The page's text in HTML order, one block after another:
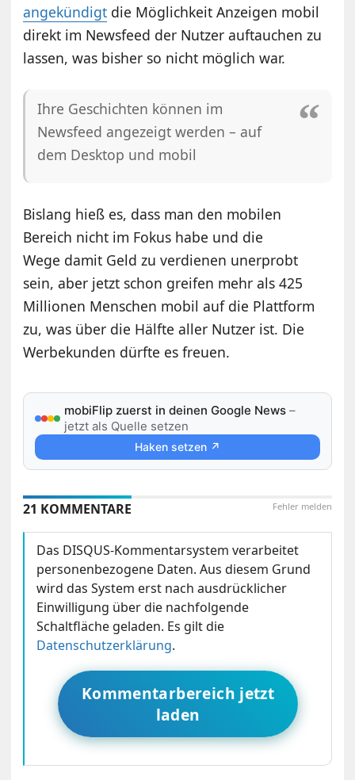
angekündigt die Möglichkeit Anzeigen mobil
direkt im Newsfeed der Nutzer auftauchen zu
lassen, was bisher so nicht möglich war.
Ihre Geschichten können im
Newsfeed angezeigt werden – auf
dem Desktop und mobil
Bislang hieß es, dass man den mobilen
Bereich nicht im Fokus habe und die
Wege damit Geld zu verdienen unerprobt
sein, aber jetzt schon greifen mehr als 425
Millionen Menschen mobil auf die Plattform
zu, was über die Hälfte aller Nutzer ist. Die
Werbekunden dürfte es freuen.
mobiFlip zuerst in deinen Google News –
jetzt als Quelle setzen
Haken setzen ↗
Fehler melden
21 KOMMENTARE
Das DISQUS-Kommentarsystem verarbeitet
personenbezogene Daten. Aus diesem Grund
wird das System erst nach ausdrücklicher
Einwilligung über die nachfolgende
Schaltfläche geladen. Es gilt die
Datenschutzerklärung.
Kommentarbereich jetzt
laden